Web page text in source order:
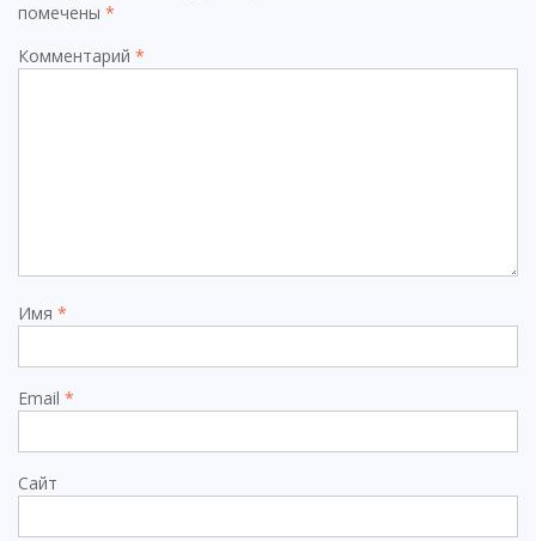
помечены *
Комментарий *
Имя *
Email *
Сайт